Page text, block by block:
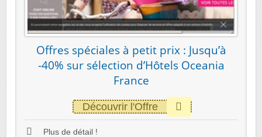
Offres spéciales à petit prix : Jusqu’à
-40% sur sélection d’Hôtels Oceania
France
Découvrir l'Offre
Plus de détail !